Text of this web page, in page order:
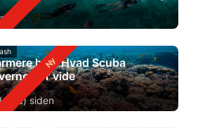
hav: Hvad Scuba
bør vide
siden